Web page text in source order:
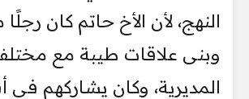
النهج، لأن الأخ حاتم كان
وبنى علاقات طيبة مع مختلف
المديرية، وكان يشاركهم في